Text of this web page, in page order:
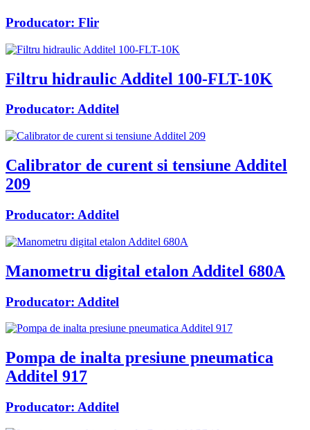
Producator: Flir
Filtru hidraulic Additel 100-FLT-10K
Producator: Additel
Calibrator de curent si tensiune Additel
209
Producator: Additel
Manometru digital etalon Additel 680A
Producator: Additel
Pompa de inalta presiune pneumatica
Additel 917
Producator: Additel